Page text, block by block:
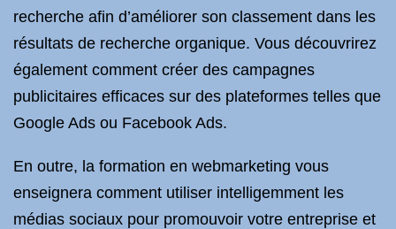
recherche afin d’améliorer son classement dans les
résultats de recherche organique. Vous découvrirez
également comment créer des campagnes
publicitaires efficaces sur des plateformes telles que
Google Ads ou Facebook Ads.
En outre, la formation en webmarketing vous
enseignera comment utiliser intelligemment les
médias sociaux pour promouvoir votre entreprise et